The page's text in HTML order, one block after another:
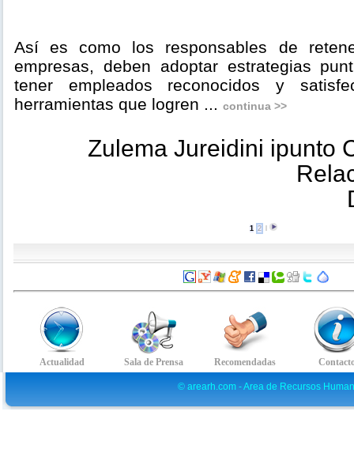
Así es como los responsables de
empresas, deben adoptar estrategias
tener empleados reconocidos y
herramientas que logren ... continua >>
Zulema Jureidini ipunto
1 2
© arearh.com - Area de Recursos